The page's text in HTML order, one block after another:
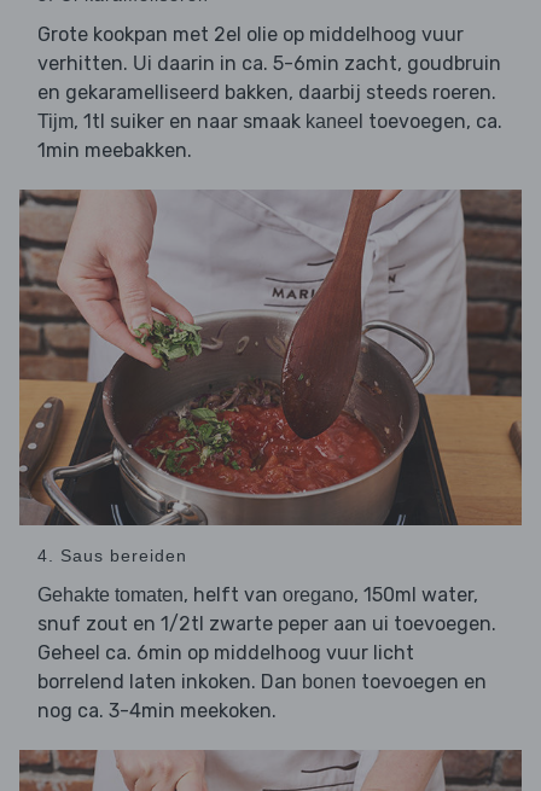
Grote kookpan met 2el olie op middelhoog vuur
verhitten. Ui daarin in ca. 5-6min zacht, goudbruin
en gekaramelliseerd bakken, daarbij steeds roeren.
Tijm, 1tl suiker en naar smaak kaneel toevoegen, ca.
1min meebakken.
4. Saus bereiden
Gehakte tomaten, helft van oregano, 150ml water,
snuf zout en 1/2tl zwarte peper aan ui toevoegen.
Geheel ca. 6min op middelhoog vuur licht
borrelend laten inkoken. Dan bonen toevoegen en
nog ca. 3-4min meekoken.